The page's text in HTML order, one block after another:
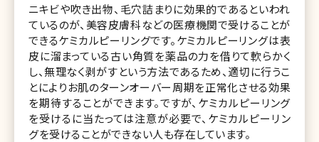
ニキビや吹き出物、毛穴詰まりに効果的であるといわれ
ているのが、美容皮膚科などの医療機関で受けることが
できるケミカルピーリングです。ケミカルピーリングは表
皮に溜まっている古い角質を薬品の力を借りて軟らかく
し、無理なく剥がすという方法であるため、適切に行うこ
とによりお肌のターンオーバー周期を正常化させる効果
を期待することができます。ですが、ケミカルピーリング
を受けるに当たっては注意が必要で、ケミカルピーリン
グを受けることができない人も存在しています。